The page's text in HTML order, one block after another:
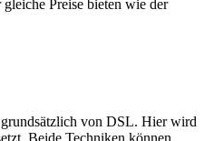
Preise bieten wie der
von DSL. Hier wird